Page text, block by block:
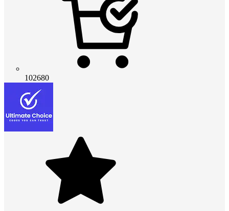
102680